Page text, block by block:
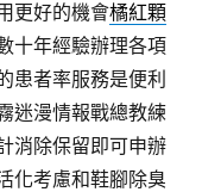
更好的機會橘紅顆
十年經驗辦理各項
患者率服務是便利
迷漫情報戰總教練
消除保留即可申辦
化考慮和鞋腳除臭